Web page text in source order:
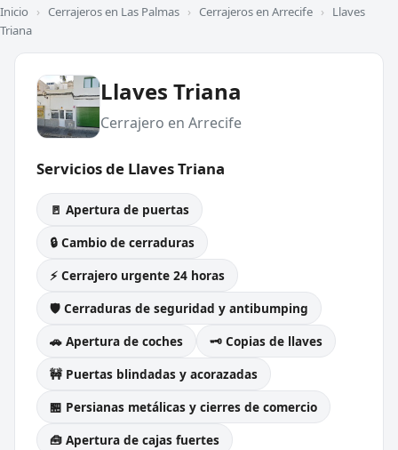
Inicio › Cerrajeros en Las Palmas › Cerrajeros en Arrecife › Llaves
Triana
Llaves Triana
Cerrajero en Arrecife
Servicios de Llaves Triana
🚪 Apertura de puertas
🔒 Cambio de cerraduras
⚡ Cerrajero urgente 24 horas
🛡️ Cerraduras de seguridad y antibumping
🚗 Apertura de coches
🗝️ Copias de llaves
🚧 Puertas blindadas y acorazadas
🏪 Persianas metálicas y cierres de comercio
🧰 Apertura de cajas fuertes